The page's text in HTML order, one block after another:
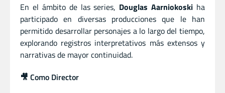
En el ámbito de las series, Douglas Aarniokoski ha
participado en diversas producciones que le han
permitido desarrollar personajes a lo largo del tiempo,
explorando registros interpretativos más extensos y
narrativas de mayor continuidad.
🎥 Como Director